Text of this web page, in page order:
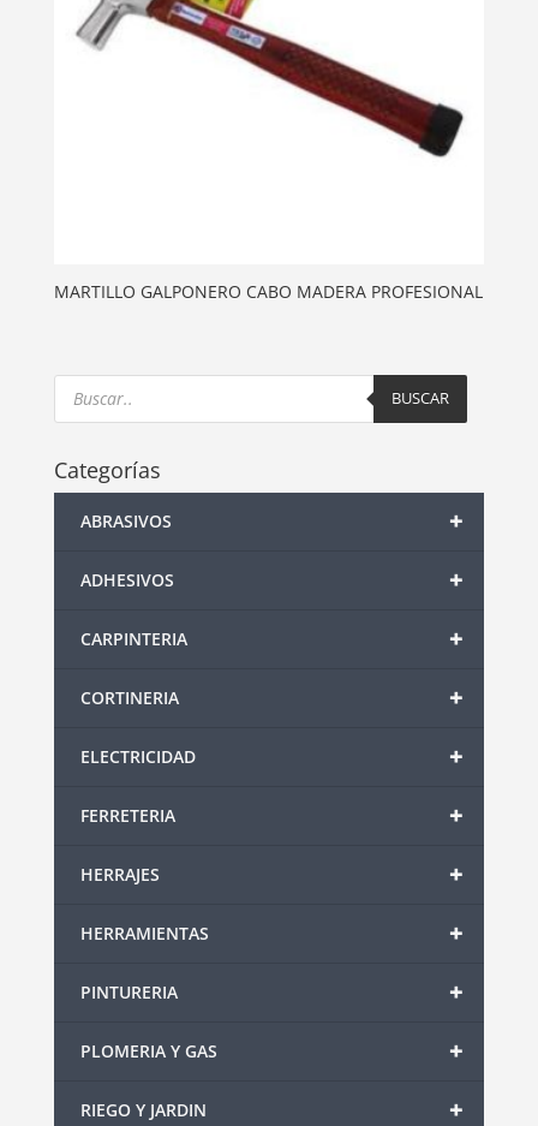
MARTILLO GALPONERO CABO MADERA PROFESIONAL
Products
search BUSCAR
Categorías
+
ABRASIVOS
+
ADHESIVOS
+
CARPINTERIA
+
CORTINERIA
+
ELECTRICIDAD
+
FERRETERIA
+
HERRAJES
+
HERRAMIENTAS
+
PINTURERIA
+
PLOMERIA Y GAS
+
RIEGO Y JARDIN